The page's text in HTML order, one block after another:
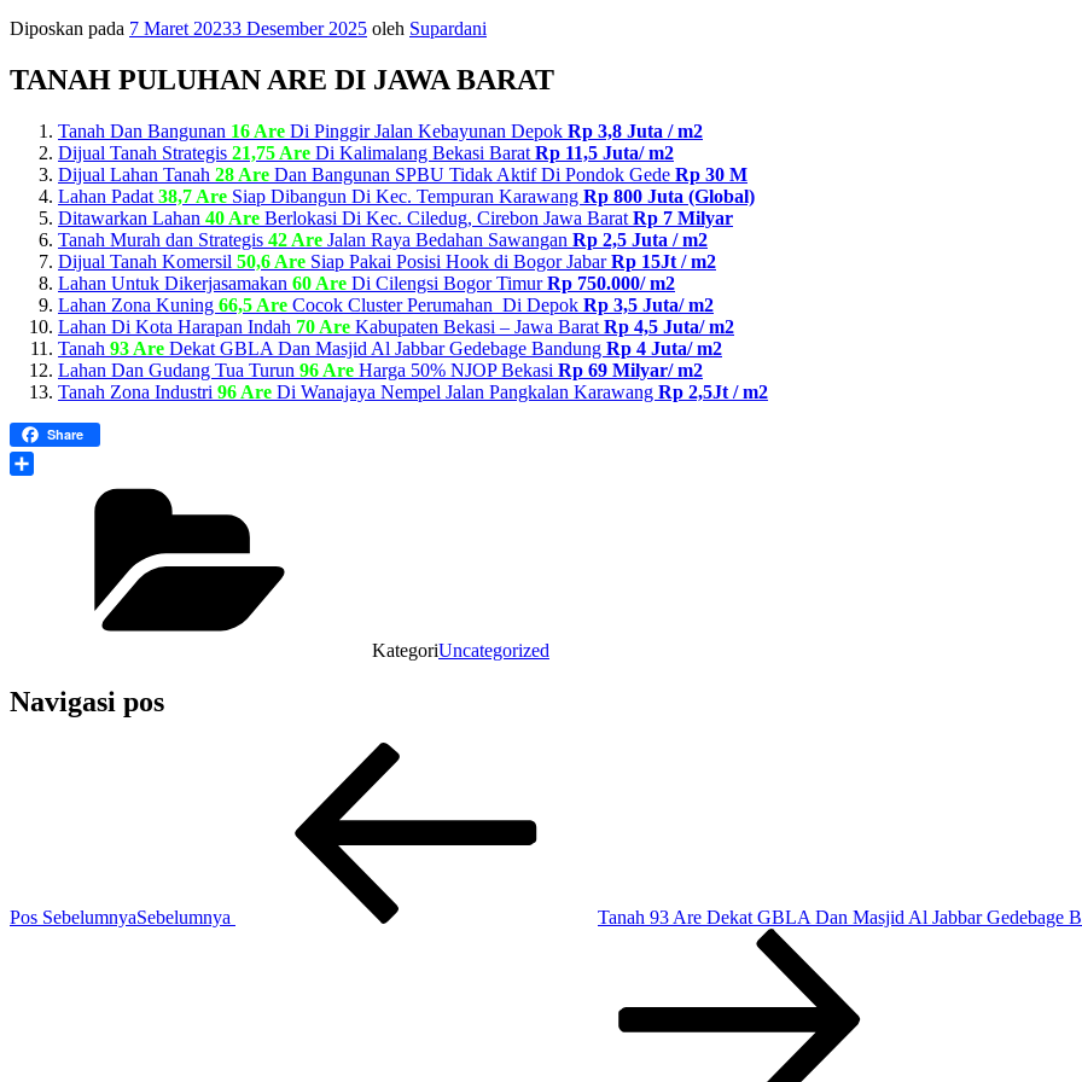
Diposkan pada 7 Maret 20233 Desember 2025 oleh Supardani
TANAH PULUHAN ARE DI JAWA BARAT
Tanah Dan Bangunan 16 Are Di Pinggir Jalan Kebayunan Depok Rp 3,8 Juta / m2
Dijual Tanah Strategis 21,75 Are Di Kalimalang Bekasi Barat Rp 11,5 Juta/ m2
Dijual Lahan Tanah 28 Are Dan Bangunan SPBU Tidak Aktif Di Pondok Gede Rp 30 M
Lahan Padat 38,7 Are Siap Dibangun Di Kec. Tempuran Karawang Rp 800 Juta (Global)
Ditawarkan Lahan 40 Are Berlokasi Di Kec. Ciledug, Cirebon Jawa Barat Rp 7 Milyar
Tanah Murah dan Strategis 42 Are Jalan Raya Bedahan Sawangan Rp 2,5 Juta / m2
Dijual Tanah Komersil 50,6 Are Siap Pakai Posisi Hook di Bogor JabarRp 15Jt / m2
Lahan Untuk Dikerjasamakan 60 Are Di Cilengsi Bogor TimurRp 750.000/ m2
Lahan Zona Kuning 66,5 Are Cocok Cluster Perumahan Di Depok Rp 3,5 Juta/ m2
Lahan Di Kota Harapan Indah 70 Are Kabupaten Bekasi – Jawa Barat Rp 4,5 Juta/ m2
Tanah 93 Are Dekat GBLA Dan Masjid Al Jabbar Gedebage Bandung Rp 4 Juta/ m2
Lahan Dan Gudang Tua Turun 96 Are Harga 50% NJOP Bekasi Rp 69 Milyar/ m2
Tanah Zona Industri 96 Are Di Wanajaya Nempel Jalan Pangkalan Karawang Rp 2,5Jt / m2
Share
KategoriUncategorized
Navigasi pos
Pos SebelumnyaSebelumnya Tanah 93 Are Dekat GBLA Dan Masjid Al Jabbar Gedebage